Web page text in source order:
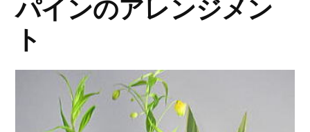
ト〜
blooms
パインのアレンジメン
ト